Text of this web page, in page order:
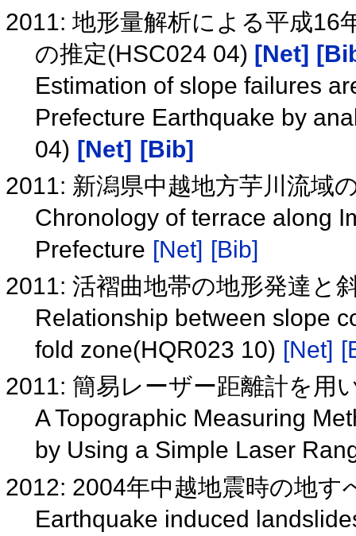
2011: 地形量解析による平成16
の推定(HSC024 04) [Net]
Estimation of slope failures
Prefecture Earthquake by
04) [Net]
[Bib]
2011: 新潟県中越地方芋川流域
Chronology of terrace along
Prefecture [Net] [Bib]
2011: 活褶曲地帯の地形発達と
Relationship between slope
fold zone(HQR023 10) [Net]
2011: 簡易レーザー距離計を用
A Topographic Measuring
by Using a Simple Laser
2012: 2004年中越地震時の地
Earthquake induced